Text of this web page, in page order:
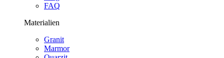
FAQ
Materialien
Granit
Marmor